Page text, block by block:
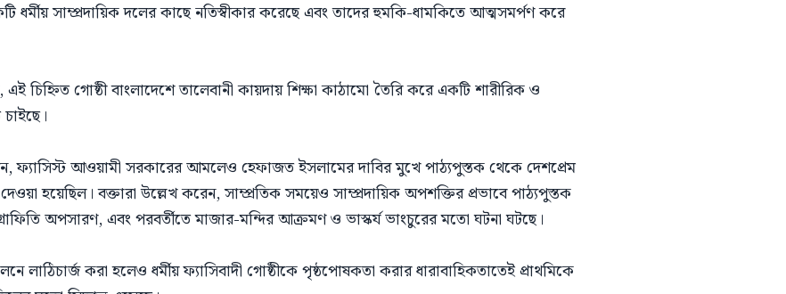
সাম্প্রদায়িক দলের কাছে নতিস্বীকার করেছে এবং তাদের হুমকি-ধামকিতে আত্মসমর্পণ করে
চিহ্নিত গোষ্ঠী বাংলাদেশে তালেবানী কায়দায় শিক্ষা কাঠামো তৈরি করে একটি শারীরিক ও
ফ্যাসিস্ট আওয়ামী সরকারের আমলেও হেফাজত ইসলামের দাবির মুখে পাঠ্যপুস্তক থেকে দেশপ্রেম
দেওয়া হয়েছিল। বক্তারা উল্লেখ করেন, সাম্প্রতিক সময়েও সাম্প্রদায়িক অপশক্তির প্রভাবে পাঠ্যপুস্তক
অপসারণ, এবং পরবর্তীতে মাজার-মন্দির আক্রমণ ও ভাস্কর্য ভাংচুরের মতো ঘটনা ঘটছে।
লাঠিচার্জ করা হলেও ধর্মীয় ফ্যাসিবাদী গোষ্ঠীকে পৃষ্ঠপোষকতা করার ধারাবাহিকতাতেই প্রাথমিকে